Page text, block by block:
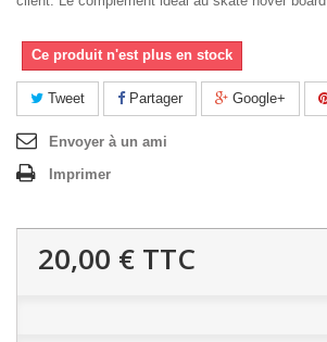
Ce produit n'est plus en stock
Tweet Partager Google+
Envoyer à un ami
Imprimer
20,00 € TTC